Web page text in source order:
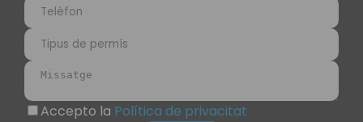
Accepto la Política de privacitat